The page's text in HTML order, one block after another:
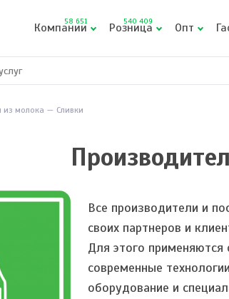
Компании
58 651 Розница
540 409 Опт
молока Сливки
Все производители и
своих партнеров и
Для этого
современные
оборудование и